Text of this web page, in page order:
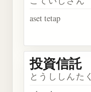
aset tetap
投資信託
とうししんたく